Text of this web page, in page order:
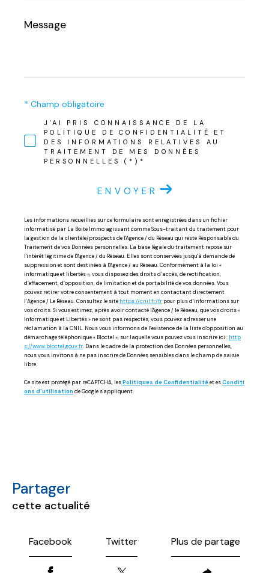
Message
*
J'AI PRIS CONNAISSANCE DE LA
POLITIQUE DE CONFIDENTIALITÉ ET
DES INFORMATIONS RELATIVES AU
TRAITEMENT DE MES DONNÉES
PERSONNELLES (*)*
* Champ obligatoire
ENVOYER
Les informations recueillies sur ce formulaire sont enregistrées dans un fichier
informatisé par La Boite Immo agissant comme Sous-traitant du traitement pour
la gestion de la clientèle/prospects de l'Agence / du Réseau qui reste Responsable du
Traitement de vos Données personnelles. La base légale du traitement repose sur
l'intérêt légitime de l'Agence / du Réseau. Elles sont conservées jusqu'à demande de
suppression et sont destinées à l'Agence / au Réseau. Conformément à la loi «
informatique et libertés », vous disposez des droits d’accès, de rectification,
d’effacement, d’opposition, de limitation et de portabilité de vos données. Vous
pouvez retirer votre consentement à tout moment en contactant directement
l’Agence / Le Réseau. Consultez le site https://cnil.fr/fr pour plus d’informations sur
vos droits. Si vous estimez, après avoir contacté l'Agence / le Réseau, que vos droits «
Informatique et Libertés » ne sont pas respectés, vous pouvez adresser une
réclamation à la CNIL. Nous vous informons de l’existence de la liste d'opposition au
démarchage téléphonique « Bloctel », sur laquelle vous pouvez vous inscrire ici : http
s://www.bloctel.gouv.fr. Dans le cadre de la protection des Données personnelles,
nous vous invitons à ne pas inscrire de Données sensibles dans le champ de saisie
libre.
Ce site est protégé par reCAPTCHA, lesPolitiques de Confidentialitéet esConditi
ons d'utilisation de Google s'appliquent.
partager
cette actualité
Facebook Twitter Plus de partage